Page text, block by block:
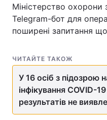
Міністерство охорони
Telegram-бот для
поширені запитання
ЧИТАЙТЕ ТАКОЖ
У 16 осіб з підозрою
інфікування COVID-
результатів не